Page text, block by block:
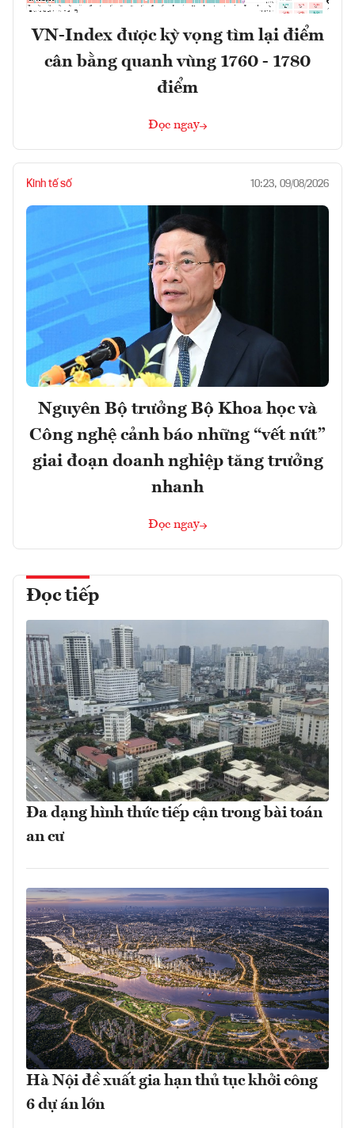
VN-Index được kỳ vọng tìm lại điểm
cân bằng quanh vùng 1760 - 1780
điểm
Đọc ngay
Kinh tế số 10:23, 09/08/2026
Nguyên Bộ trưởng Bộ Khoa học và
Công nghệ cảnh báo những “vết nứt”
giai đoạn doanh nghiệp tăng trưởng
nhanh
Đọc ngay
Đọc tiếp
Đa dạng hình thức tiếp cận trong bài toán
an cư
Hà Nội đề xuất gia hạn thủ tục khởi công
6 dự án lớn